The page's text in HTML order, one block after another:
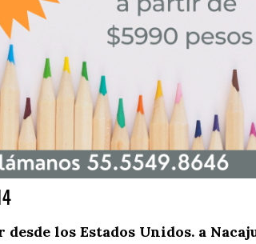
desde los Estados Unidos. a